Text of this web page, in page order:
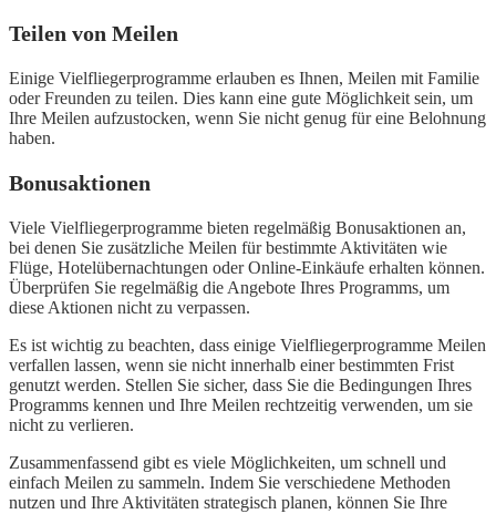
Teilen von Meilen
Einige Vielfliegerprogramme erlauben es Ihnen, Meilen mit Familie
oder Freunden zu teilen. Dies kann eine gute Möglichkeit sein, um
Ihre Meilen aufzustocken, wenn Sie nicht genug für eine Belohnung
haben.
Bonusaktionen
Viele Vielfliegerprogramme bieten regelmäßig Bonusaktionen an,
bei denen Sie zusätzliche Meilen für bestimmte Aktivitäten wie
Flüge, Hotelübernachtungen oder Online-Einkäufe erhalten können.
Überprüfen Sie regelmäßig die Angebote Ihres Programms, um
diese Aktionen nicht zu verpassen.
Es ist wichtig zu beachten, dass einige Vielfliegerprogramme Meilen
verfallen lassen, wenn sie nicht innerhalb einer bestimmten Frist
genutzt werden. Stellen Sie sicher, dass Sie die Bedingungen Ihres
Programms kennen und Ihre Meilen rechtzeitig verwenden, um sie
nicht zu verlieren.
Zusammenfassend gibt es viele Möglichkeiten, um schnell und
einfach Meilen zu sammeln. Indem Sie verschiedene Methoden
nutzen und Ihre Aktivitäten strategisch planen, können Sie Ihre